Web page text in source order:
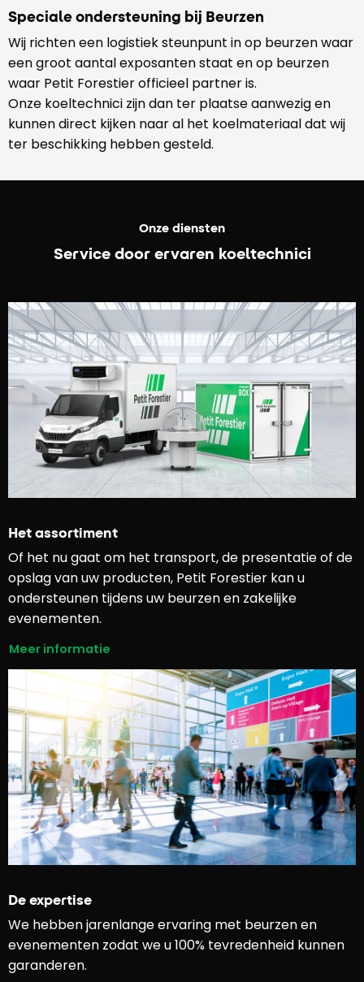
Speciale ondersteuning bij Beurzen
Wij richten een logistiek steunpunt in op beurzen waar
een groot aantal exposanten staat en op beurzen
waar Petit Forestier officieel partner is.
Onze koeltechnici zijn dan ter plaatse aanwezig en
kunnen direct kijken naar al het koelmateriaal dat wij
ter beschikking hebben gesteld.
Onze diensten
Service door ervaren koeltechnici
Het assortiment
Of het nu gaat om het transport, de presentatie of de
opslag van uw producten, Petit Forestier kan u
ondersteunen tijdens uw beurzen en zakelijke
evenementen.
Meer informatie
De expertise
We hebben jarenlange ervaring met beurzen en
evenementen zodat we u 100% tevredenheid kunnen
garanderen.